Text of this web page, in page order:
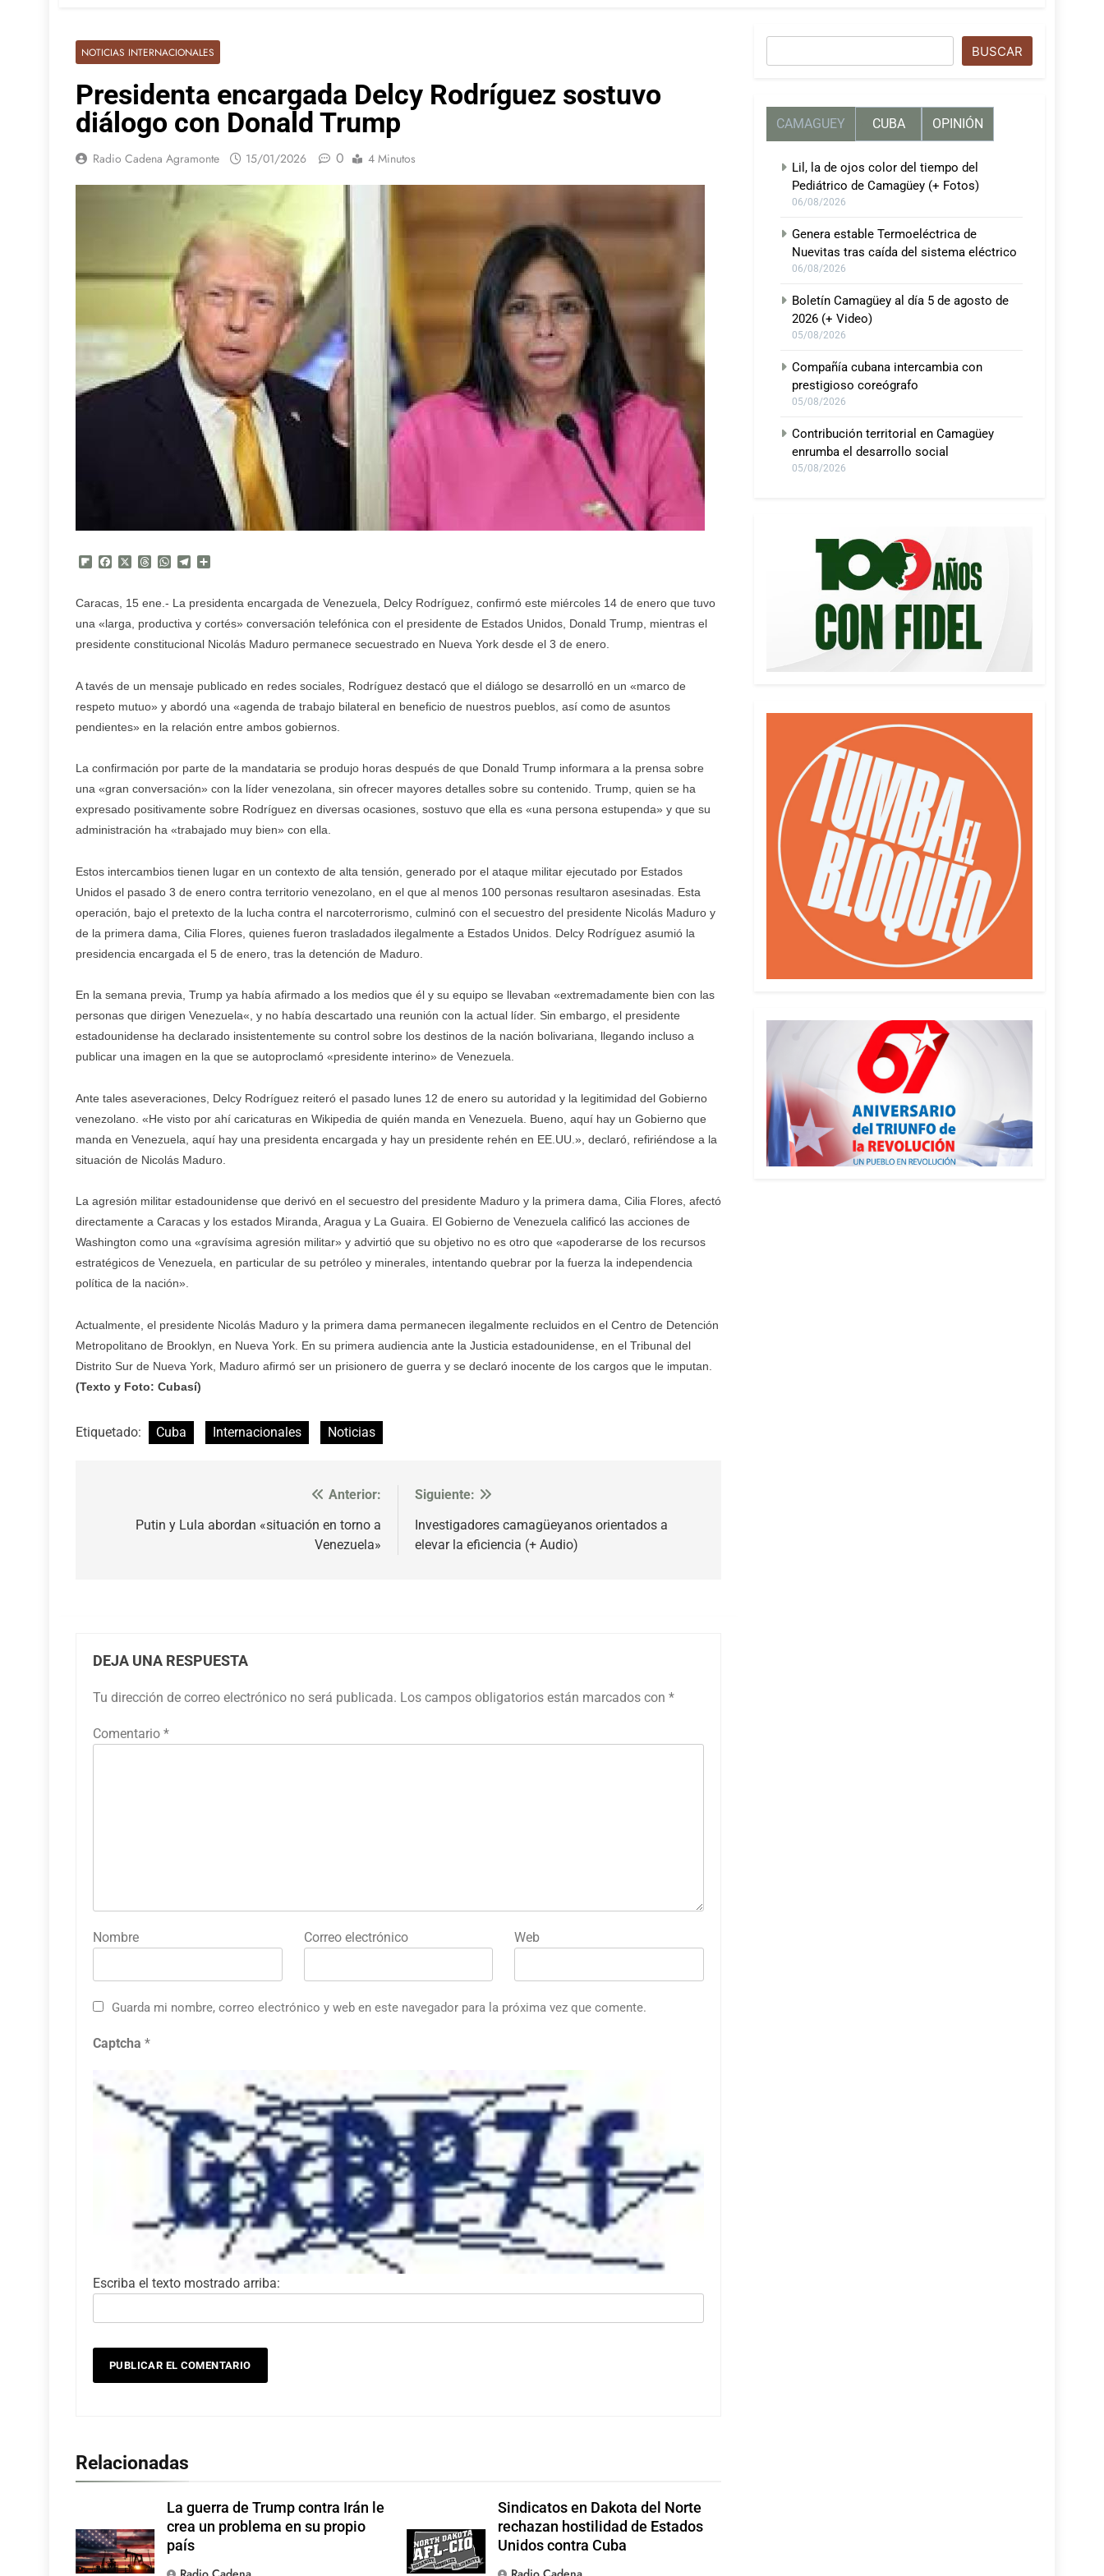
NOTICIAS INTERNACIONALES
Presidenta encargada Delcy Rodríguez sostuvo
diálogo con Donald Trump
Radio Cadena Agramonte 15/01/2026 0 4 Minutos
Flipboard
FacebookThreadsWhatsApp
Telegram
Caracas, 15 ene.- La presidenta encargada de Venezuela, Delcy Rodríguez, confirmó este miércoles 14 de enero que tuvo
una «larga, productiva y cortés» conversación telefónica con el presidente de Estados Unidos, Donald Trump, mientras el
presidente constitucional Nicolás Maduro permanece secuestrado en Nueva York desde el 3 de enero.
A tavés de un mensaje publicado en redes sociales, Rodríguez destacó que el diálogo se desarrolló en un «marco de
respeto mutuo» y abordó una «agenda de trabajo bilateral en beneficio de nuestros pueblos, así como de asuntos
pendientes» en la relación entre ambos gobiernos.
La confirmación por parte de la mandataria se produjo horas después de que Donald Trump informara a la prensa sobre
una «gran conversación» con la líder venezolana, sin ofrecer mayores detalles sobre su contenido. Trump, quien se ha
expresado positivamente sobre Rodríguez en diversas ocasiones, sostuvo que ella es «una persona estupenda» y que su
administración ha «trabajado muy bien» con ella.
Estos intercambios tienen lugar en un contexto de alta tensión, generado por el ataque militar ejecutado por Estados
Unidos el pasado 3 de enero contra territorio venezolano, en el que al menos 100 personas resultaron asesinadas. Esta
operación, bajo el pretexto de la lucha contra el narcoterrorismo, culminó con el secuestro del presidente Nicolás Maduro y
de la primera dama, Cilia Flores, quienes fueron trasladados ilegalmente a Estados Unidos. Delcy Rodríguez asumió la
presidencia encargada el 5 de enero, tras la detención de Maduro.
En la semana previa, Trump ya había afirmado a los medios que él y su equipo se llevaban «extremadamente bien con las
personas que dirigen Venezuela«, y no había descartado una reunión con la actual líder. Sin embargo, el presidente
estadounidense ha declarado insistentemente su control sobre los destinos de la nación bolivariana, llegando incluso a
publicar una imagen en la que se autoproclamó «presidente interino» de Venezuela.
Ante tales aseveraciones, Delcy Rodríguez reiteró el pasado lunes 12 de enero su autoridad y la legitimidad del Gobierno
venezolano. «He visto por ahí caricaturas en Wikipedia de quién manda en Venezuela. Bueno, aquí hay un Gobierno que
manda en Venezuela, aquí hay una presidenta encargada y hay un presidente rehén en EE.UU.», declaró, refiriéndose a la
situación de Nicolás Maduro.
La agresión militar estadounidense que derivó en el secuestro del presidente Maduro y la primera dama, Cilia Flores, afectó
directamente a Caracas y los estados Miranda, Aragua y La Guaira. El Gobierno de Venezuela calificó las acciones de
Washington como una «gravísima agresión militar» y advirtió que su objetivo no es otro que «apoderarse de los recursos
estratégicos de Venezuela, en particular de su petróleo y minerales, intentando quebrar por la fuerza la independencia
política de la nación».
Actualmente, el presidente Nicolás Maduro y la primera dama permanecen ilegalmente recluidos en el Centro de Detención
Metropolitano de Brooklyn, en Nueva York. En su primera audiencia ante la Justicia estadounidense, en el Tribunal del
Distrito Sur de Nueva York, Maduro afirmó ser un prisionero de guerra y se declaró inocente de los cargos que le imputan.
(Texto y Foto: Cubasí)
Etiquetado: Cuba Internacionales Noticias
Anterior:
Putin y Lula abordan «situación en torno a
Venezuela»
Siguiente:
Investigadores camagüeyanos orientados a
elevar la eficiencia (+ Audio)
DEJA UNA RESPUESTA
Tu dirección de correo electrónico no será publicada. Los campos obligatorios están marcados con *
Comentario *
Nombre Correo electrónico Web
Guarda mi nombre, correo electrónico y web en este navegador para la próxima vez que comente.
Captcha *
Escriba el texto mostrado arriba:
Relacionadas
La guerra de Trump contra Irán le
crea un problema en su propio
país
Sindicatos en Dakota del Norte
rechazan hostilidad de Estados
Unidos contra Cuba
BUSCAR
CAMAGUEY CUBA OPINIÓN
Lil, la de ojos color del tiempo del
Pediátrico de Camagüey (+ Fotos)
06/08/2026
Genera estable Termoeléctrica de
Nuevitas tras caída del sistema eléctrico
06/08/2026
Boletín Camagüey al día 5 de agosto de
2026 (+ Video)
05/08/2026
Compañía cubana intercambia con
prestigioso coreógrafo
05/08/2026
Contribución territorial en Camagüey
enrumba el desarrollo social
05/08/2026